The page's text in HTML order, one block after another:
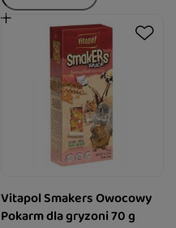
Vitapol Smakers Owocowy
Pokarm dla gryzoni 70 g